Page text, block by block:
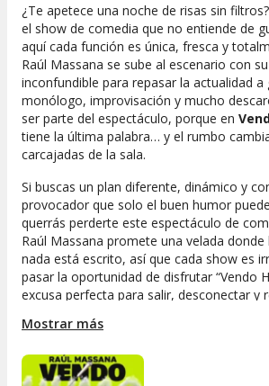
¿Te apetece una noche de risas sin filtros?
el show de comedia que no entiende de
aquí cada función es única, fresca y
Raúl Massana se sube al escenario con
inconfundible para repasar la actualidad a
monólogo, improvisación y mucho
ser parte del espectáculo, porque en
tiene la última palabra… y el rumbo
carcajadas de la sala.
Si buscas un plan diferente, dinámico y
provocador que solo el buen humor
querrás perderte este espectáculo de
Raúl Massana promete una velada
nada está escrito, así que cada show es
pasar la oportunidad de disfrutar “Vendo
excusa perfecta para salir, desconectar y
Mostrar más